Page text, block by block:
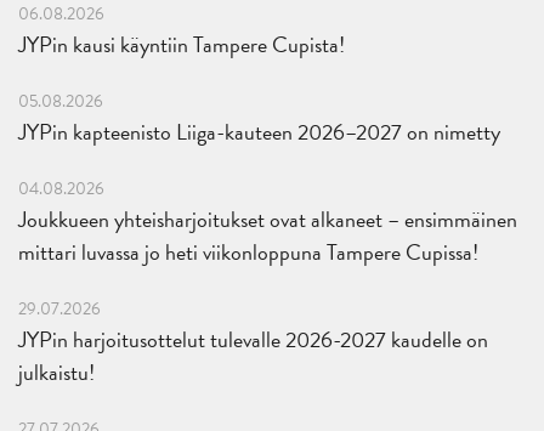
06.08.2026
JYPin kausi käyntiin Tampere Cupista!
05.08.2026
JYPin kapteenisto Liiga-kauteen 2026–2027 on nimetty
04.08.2026
Joukkueen yhteisharjoitukset ovat alkaneet – ensimmäinen
mittari luvassa jo heti viikonloppuna Tampere Cupissa!
29.07.2026
JYPin harjoitusottelut tulevalle 2026-2027 kaudelle on
julkaistu!